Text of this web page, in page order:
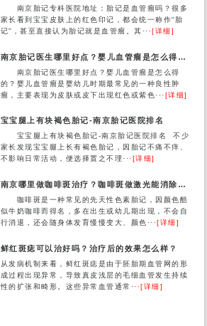
南京胎记专科医院地址：胎记是血管瘤吗？很多
家长看到宝宝皮肤上的红色印记，都会统一称作“胎
记”，甚至直接认为胎记就是血管瘤。其···[详细]
南京胎记医生哪里好点？婴儿血管瘤是怎么得的？
南京胎记医生哪里好点？婴儿血管瘤是怎么得
的？婴儿血管瘤是婴幼儿时期最常见的一种良性肿
瘤，主要表现为皮肤或皮下出现红色或紫色···[详细]
宝宝腿上有块褐色胎记-南京胎记医院排名
宝宝腿上有块褐色胎记-南京胎记医院排名 不少
家长发现宝宝腿上长有褐色胎记，因胎记不痛不痒、
不影响日常活动，便选择置之不理···[详细]
南京哪里做咖啡斑治疗？咖啡斑做激光能消除吗？
咖啡斑是一种常见的先天性色素胎记，因颜色酷
似牛奶咖啡而得名，多在出生或幼儿期出现，不会自
行消退，还会随身体发育慢慢变大、颜色···[详细]
鲜红斑痣可以治好吗？治疗后的效果怎么样？
从发病机制来看，鲜红斑痣是由于胚胎期血管网的形
成过程出现异常，导致真皮浅层的毛细血管发生持续
性的扩张和畸形。这些异常血管通常···[详细]